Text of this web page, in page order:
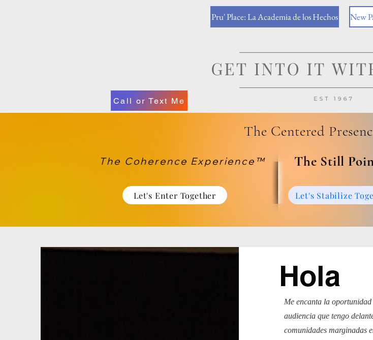
Pru' Place: La Academia de los Hechos New
Call or Text Me
The Centered
The Coherence Experience™
Let's Enter Together
​The Still
Let's Stabilize
Hola
Me encanta la
audiencia que tengo
comunidades marginadas